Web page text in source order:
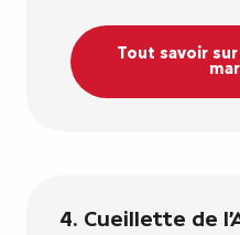
Tout savoir
4. Cueillette de